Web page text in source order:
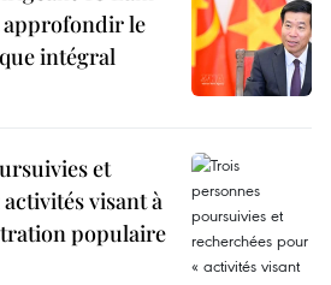
approfondir le
intégral
et
visant à
populaire